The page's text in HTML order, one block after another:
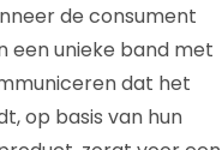
de consument
een unieke band met
dat het
op basis van hun